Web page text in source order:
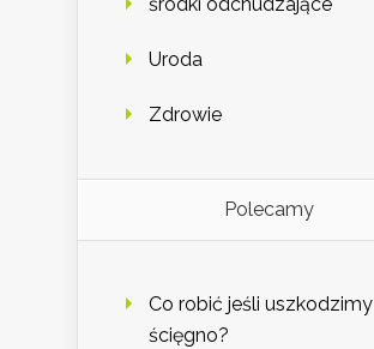
Uroda
Zdrowie
Polecamy
Co robić jeśli uszkodzimy
ścięgno?